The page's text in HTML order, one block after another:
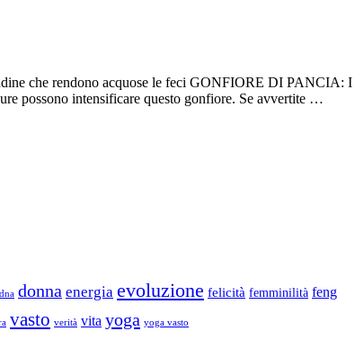
che rendono acquose le feci GONFIORE DI PANCIA: I
possono intensificare questo gonfiore. Se avvertite …
dna donna energia evoluzione felicità femminilità feng
vasto verità vita yoga yoga vasto